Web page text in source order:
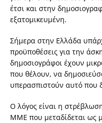
έτσι και στην
εξατομικευμένη.
Σήμερα στην Ελλάδα
προϋποθέσεις για την
δημοσιογράφοι έχουν
που θέλουν, να
υπερασπιστούν αυτό που
Ο λόγος είναι η
ΜΜΕ που μεταδίδεται ως